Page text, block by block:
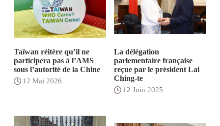
Taïwan réitère qu’il ne
participera pas à l’AMS
sous l’autorité de la Chine
12 Mai 2026
La délégation
parlementaire française
reçue par le président Lai
Ching-te
12 Juin 2025